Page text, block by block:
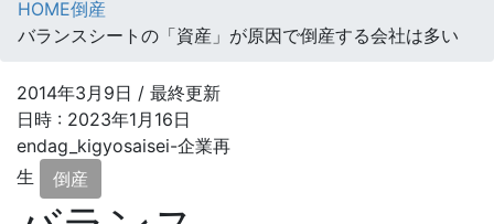
HOME倒産
バランスシートの「資産」が原因で倒産する会社は多い
2014年3月9日 / 最終更新
日時 : 2023年1月16日
endag_kigyosaisei-企業再
生
倒産